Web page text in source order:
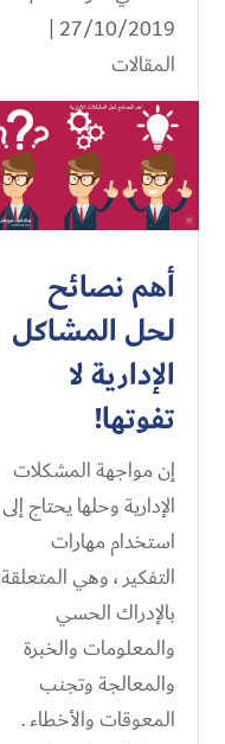
27/10/2019 |
المقالات
أهم نصائح
لحل المشاكل
الإدارية لا
تفوتها!
إن مواجهة المشكلات
الإدارية وحلها يحتاج إلى
استخدام مهارات
التفكير ، وهي المتعلقة
بالإدراك الحسي
والمعلومات والخبرة
والمعالجة وتجنب
المعوقات والأخطاء .